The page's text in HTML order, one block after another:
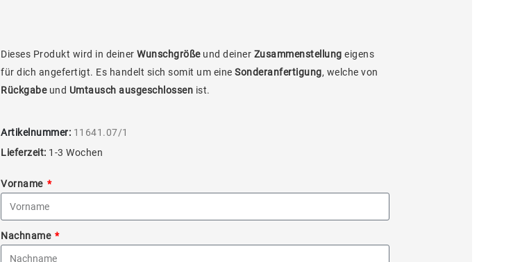
Dieses Produkt wird in deiner Wunschgrößeund deiner Zusammenstellung eigens
für dich angefertigt. Es handelt sich somit um eine Sonderanfertigung, welche von
Rückgabeund Umtausch ausgeschlossen ist.
Artikelnummer: 11641.07/1
Lieferzeit: 1-3 Wochen
Vorname
Nachname